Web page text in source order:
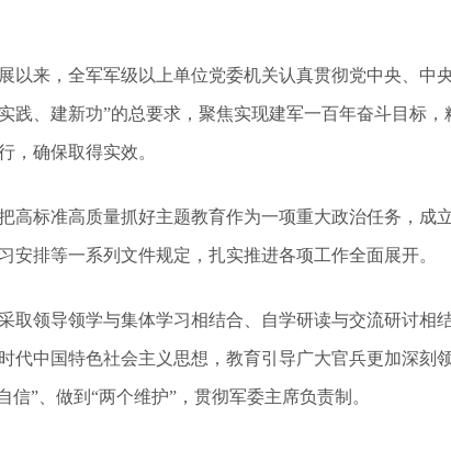
来，全军军级以上单位党委机关认真贯彻党中央、中
践、建新功”的总要求，聚焦实现建军一百年奋斗目标
，确保取得实效。
标准高质量抓好主题教育作为一项重大政治任务，成
安排等一系列文件规定，扎实推进各项工作全面展开。
领导领学与集体学习相结合、自学研读与交流研讨相
代中国特色社会主义思想，教育引导广大官兵更加深刻
信”、做到“两个维护”，贯彻军委主席负责制。